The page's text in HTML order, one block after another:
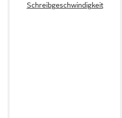
Schreibgeschwindigkeit